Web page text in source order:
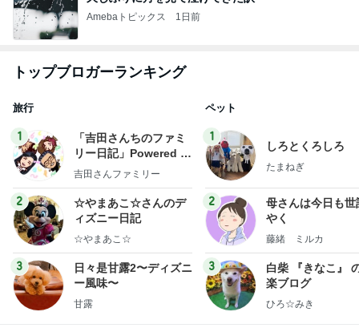
Amebaトピックス 1日前
トップブロガーランキング
旅行
1
「吉田さんちのファミ
リー日記」Powered b
y Ameba 吉田さんファ
ログ
吉田さんファミリー
2
☆やまあこ☆さんのデ
ィズニー日記
☆やまあこ☆
3
日々是甘露2〜ディズニ
ー風味〜
甘露
ペット
1
しろとくろしろ
たまねぎ
2
母さんは今日も世
やく
藤緒 ミルカ
3
白柴 『きなこ』
楽ブログ
ひろ☆みき